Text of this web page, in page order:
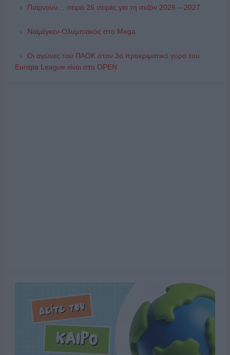
Παίρνουν… σειρά 26 σειρές για τη σεζόν 2026 – 2027
Ναϊμέγκεν-Ολυμπιακός στο Mega
Οι αγώνες του ΠΑΟΚ στον 3ο προκριματικό γύρο του
Europa League είναι στο OPEN